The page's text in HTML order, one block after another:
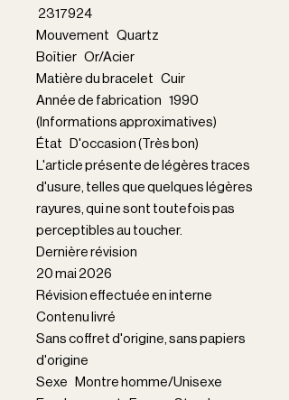
2317924
Mouvement Quartz
Boîtier Or/Acier
Matière du bracelet Cuir
Année de fabrication 1990
(Informations approximatives)
État D'occasion (Très bon)
L'article présente de légères traces
d'usure, telles que quelques légères
rayures, qui ne sont toutefois pas
perceptibles au toucher.
Dernière révision
20 mai 2026
Révision effectuée en interne
Contenu livré
Sans coffret d'origine, sans papiers
d'origine
Sexe Montre homme/Unisexe